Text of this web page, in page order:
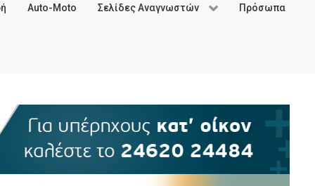
Auto-Moto Σελίδες Αναγνωστών Πρόσωπα